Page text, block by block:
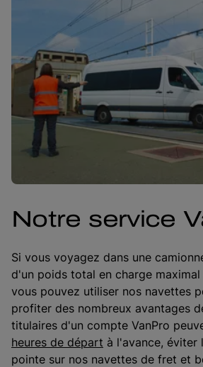
Notre service
Si vous voyagez dans une
d'un poids total en charge
vous pouvez utiliser nos navettes
profiter des nombreux avantages
titulaires d'un compte VanPro
heures de départ à l'avance, éviter
pointe sur nos navettes de fret et